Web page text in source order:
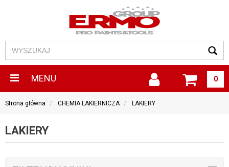
MENU 0
Strona główna CHEMIA LAKIERNICZA LAKIERY
LAKIERY